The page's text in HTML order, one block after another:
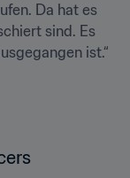
Da hat es
sind. Es
ist.“